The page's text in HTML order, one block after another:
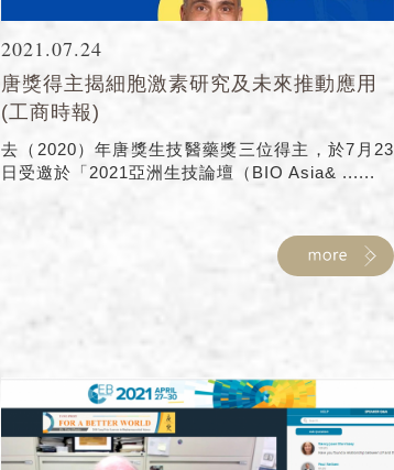
2021.07.24
唐獎得主揭細胞激素研究及未來推動應用
(工商時報)
去（2020）年唐獎生技醫藥獎三位得主，於7月23
日受邀於「2021亞洲生技論壇（BIO Asia& ......